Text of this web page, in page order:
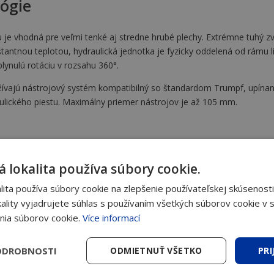
je vhodná pre veľmi tenké aj stredne hrubé plechy. Extrémne tuhý
teplotou, hydraulická jednotka je fyzicky oddelená od rámu
rotáciu v rozsahu 360°.
nástrojový systém kompatibilný so štandardom Trumpf,
piestu. Maximálny priemer nástrojov je až 105 mm.
zariadenie najlepšie využijete.
lokalita používa súbory cookie.
používa súbory cookie na zlepšenie používateľskej
vyjadrujete súhlas s používaním všetkých súborov cookie v
súborov cookie. Více informací
ODMIETNUŤ VŠETKO